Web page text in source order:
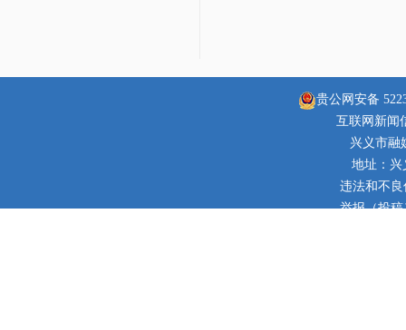
贵公网安备
互联网新闻
兴义市融
地址：兴
违法和不良
举报（投稿